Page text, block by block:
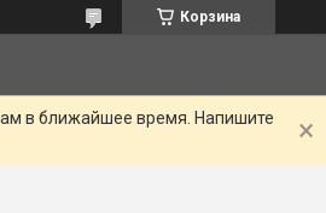
Корзина
в ближайшее время. Напишите